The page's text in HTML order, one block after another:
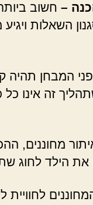
– חשוב
השאלות
המבחן תהיה
זה אינו
מחוננים,
הילד לחוג
לחוויית